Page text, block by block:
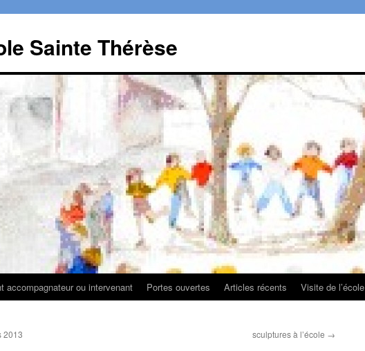
Sainte Thérèse
accompagnateur ou intervenant Portes ouvertes Articles récents Visite de l’école
2013 sculptures à l’école →